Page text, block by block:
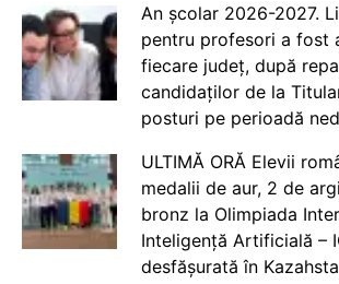
An școlar 2026-2027.
pentru profesori a fost
fiecare județ, după
candidaților de la
posturi pe perioadă
ULTIMĂ ORĂ Elevii
medalii de aur, 2 de
bronz la Olimpiada
Inteligență Artificială –
desfășurată în